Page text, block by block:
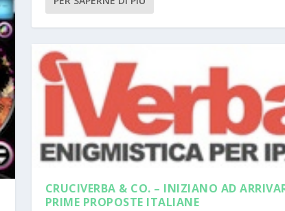
CRUCIVERBA & CO. – INIZIANO AD
PRIME PROPOSTE ITALIANE